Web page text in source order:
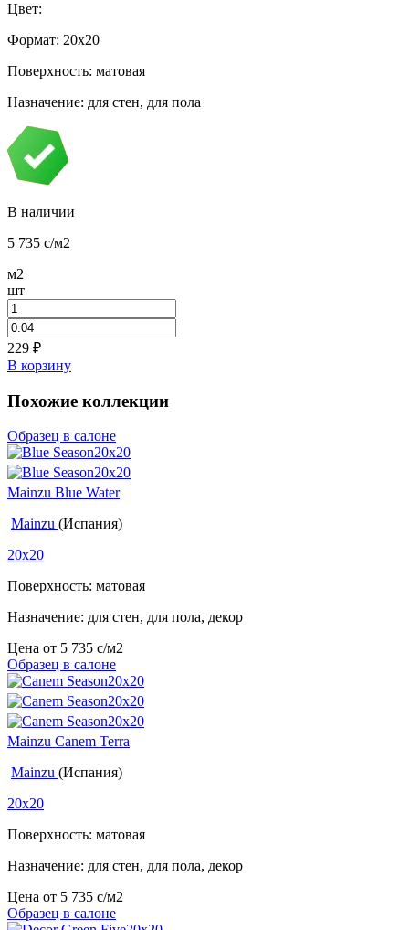
Цвет:
Формат: 20x20
Поверхность: матовая
Назначение: для стен, для пола
В наличии
5 735 c/м2
м2
шт
229 ₽
В корзину
Похожие коллекции
Образец в салоне
Mainzu Blue Water
Mainzu (Испания)
20x20
Поверхность: матовая
Назначение: для стен, для пола, декор
Цена от 5 735 c/м2
Образец в салоне
Mainzu Canem Terra
Mainzu (Испания)
20x20
Поверхность: матовая
Назначение: для стен, для пола, декор
Цена от 5 735 c/м2
Образец в салоне